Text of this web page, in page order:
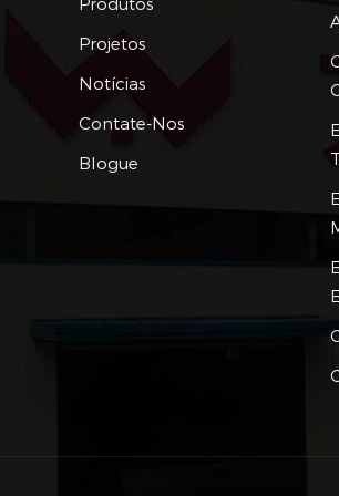
Projetos
Notícias
Contate-Nos
Blogue